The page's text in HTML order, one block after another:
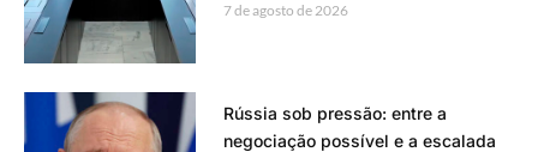
7 de agosto de 2026
Rússia sob pressão: entre a
negociação possível e a escalada